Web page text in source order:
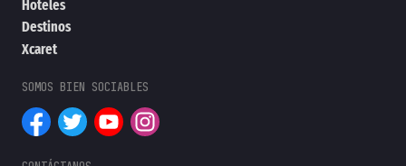
Hoteles
Destinos
Xcaret